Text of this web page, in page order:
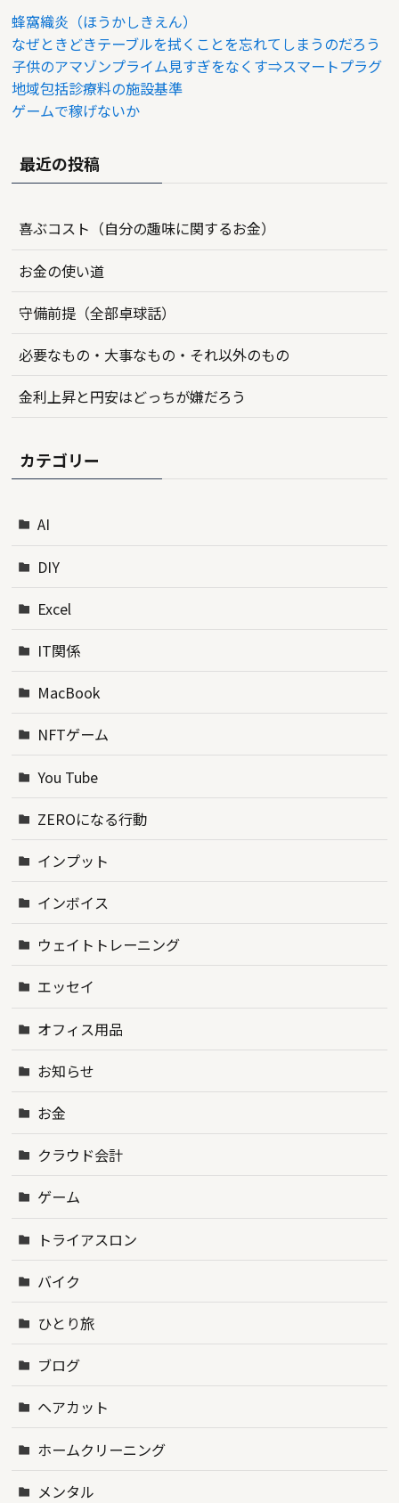
蜂窩織炎（ほうかしきえん）
なぜときどきテーブルを拭くことを忘れてしまうのだろう
子供のアマゾンプライム見すぎをなくす⇒スマートプラグ
地域包括診療料の施設基準
ゲームで稼げないか
最近の投稿
喜ぶコスト（自分の趣味に関するお金）
お金の使い道
守備前提（全部卓球話）
必要なもの・大事なもの・それ以外のもの
金利上昇と円安はどっちが嫌だろう
カテゴリー
AI
DIY
Excel
IT関係
MacBook
NFTゲーム
You Tube
ZEROになる行動
インプット
インボイス
ウェイトトレーニング
エッセイ
オフィス用品
お知らせ
お金
クラウド会計
ゲーム
トライアスロン
バイク
ひとり旅
ブログ
ヘアカット
ホームクリーニング
メンタル